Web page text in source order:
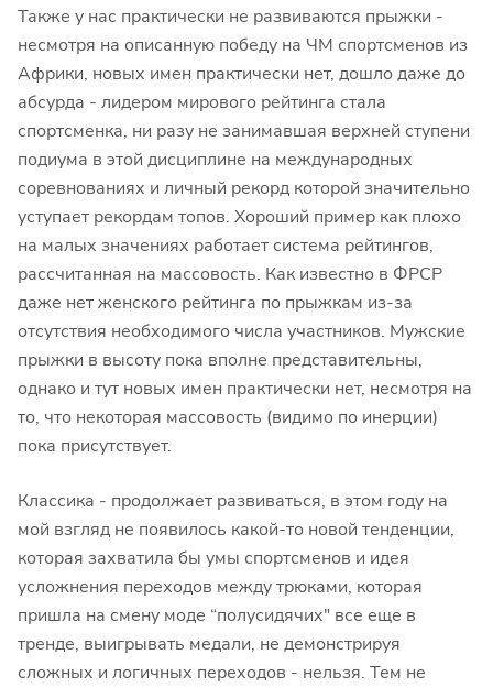
Также у нас практически не развиваются прыжки -
несмотря на описанную победу на ЧМ спортсменов из
Африки, новых имен практически нет, дошло даже до
абсурда - лидером мирового рейтинга стала
спортсменка, ни разу не занимавшая верхней ступени
подиума в этой дисциплине на международных
соревнованиях и личный рекорд которой значительно
уступает рекордам топов. Хороший пример как плохо
на малых значениях работает система рейтингов,
рассчитанная на массовость. Как известно в ФРСР
даже нет женского рейтинга по прыжкам из-за
отсутствия необходимого числа участников. Мужские
прыжки в высоту пока вполне представительны,
однако и тут новых имен практически нет, несмотря на
то, что некоторая массовость (видимо по инерции)
пока присутствует.
Классика - продолжает развиваться, в этом году на
мой взгляд не появилось какой-то новой тенденции,
которая захватила бы умы спортсменов и идея
усложнения переходов между трюками, которая
пришла на смену моде “полусидячих" все еще в
тренде, выигрывать медали, не демонстрируя
сложных и логичных переходов - нельзя. Тем не